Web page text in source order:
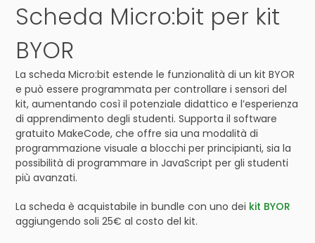
Scheda Micro:bit per kit
BYOR
La scheda Micro:bit estende le funzionalità di un kit BYOR
e può essere programmata per controllare i sensori del
kit, aumentando così il potenziale didattico e l’esperienza
di apprendimento degli studenti. Supporta il software
gratuito MakeCode, che offre sia una modalità di
programmazione visuale a blocchi per principianti, sia la
possibilità di programmare in JavaScript per gli studenti
più avanzati.
La scheda è acquistabile in bundle con uno dei kit BYOR
aggiungendo soli 25€ al costo del kit.